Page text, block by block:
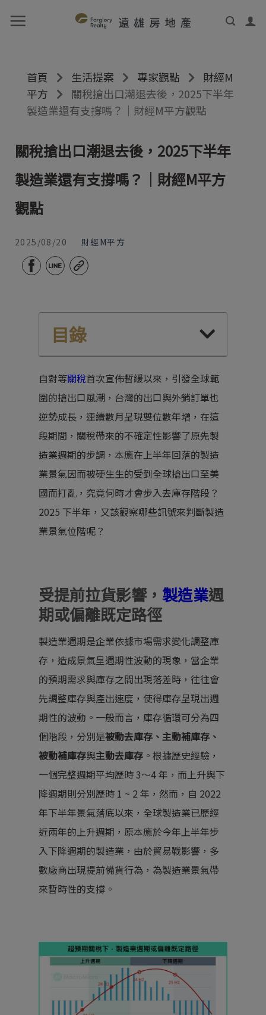
首頁 生活提案 專家觀點
財經M
平方
關稅搶出口潮退去後，2025下半年
製造業還有支撐嗎？｜財經M平方觀點
關稅搶出口潮退去後，2025下半年
製造業還有支撐嗎？｜財經M平方
觀點
2025/08/20 財經M平方
目錄
自對等關稅首次宣佈暫緩以來，引發全球範
圍的搶出口風潮，台灣的出口與外銷訂單也
逆勢成長，連續數月呈現雙位數年增，在這
段期間，關稅帶來的不確定性影響了原先製
造業週期的步調，本應在上半年回落的製造
業景氣因而被硬生生的受到全球搶出口至美
國而打亂，究竟何時才會步入去庫存階段？
2025 下半年，又該觀察哪些訊號來判斷製造
業景氣位階呢？
受提前拉貨影響， 製造業週
期或偏離既定路徑
製造業週期是企業依據市場需求變化調整庫
存，造成景氣呈週期性波動的現象，當企業
的預期需求與庫存之間出現落差時，往往會
先調整庫存與產出速度，使得庫存呈現出週
期性的波動。一般而言，庫存循環可分為四
個階段，分別是被動去庫存、主動補庫存、
被動補庫存與主動去庫存 。根據歷史經驗，
一個完整週期平均歷時 3～4 年，而上升與下
降週期則分別歷時 1 ~ 2 年，然而，自 2022
年下半年景氣落底以來，全球製造業已歷經
近兩年的上升週期，原本應於今年上半年步
入下降週期的製造業，由於貿易戰影響，多
數廠商出現提前備貨行為，為製造業景氣帶
來暫時性的支撐。